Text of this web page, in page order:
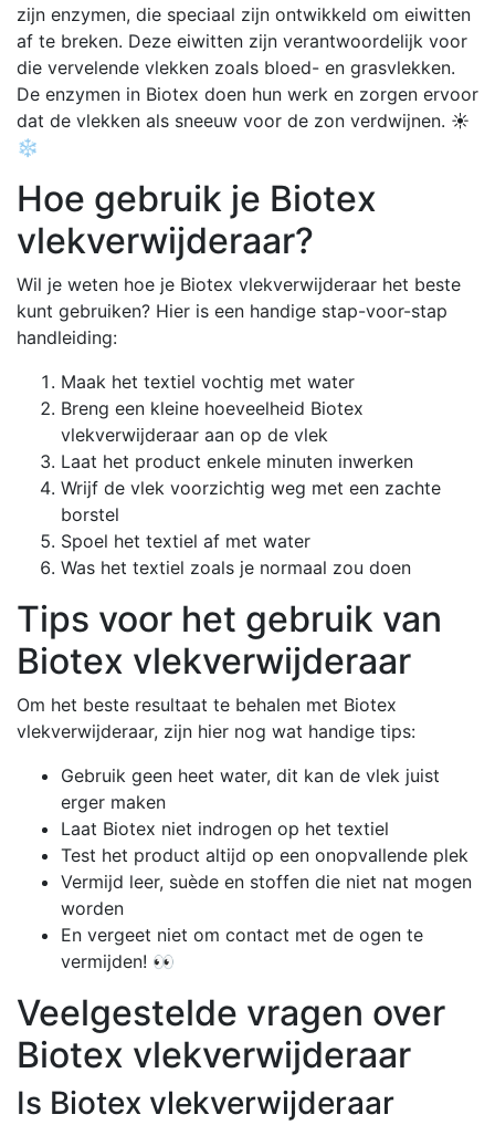
zijn enzymen, die speciaal zijn ontwikkeld om eiwitten
af te breken. Deze eiwitten zijn verantwoordelijk voor
die vervelende vlekken zoals bloed- en grasvlekken.
De enzymen in Biotex doen hun werk en zorgen ervoor
dat de vlekken als sneeuw voor de zon verdwijnen. ☀️
❄️
Hoe gebruik je Biotex
vlekverwijderaar?
Wil je weten hoe je Biotex vlekverwijderaar het beste
kunt gebruiken? Hier is een handige stap-voor-stap
handleiding:
Maak het textiel vochtig met water
Breng een kleine hoeveelheid Biotex
vlekverwijderaar aan op de vlek
Laat het product enkele minuten inwerken
Wrijf de vlek voorzichtig weg met een zachte
borstel
Spoel het textiel af met water
Was het textiel zoals je normaal zou doen
Tips voor het gebruik van
Biotex vlekverwijderaar
Om het beste resultaat te behalen met Biotex
vlekverwijderaar, zijn hier nog wat handige tips:
Gebruik geen heet water, dit kan de vlek juist
erger maken
Laat Biotex niet indrogen op het textiel
Test het product altijd op een onopvallende plek
Vermijd leer, suède en stoffen die niet nat mogen
worden
En vergeet niet om contact met de ogen te
vermijden! 👀
Veelgestelde vragen over
Biotex vlekverwijderaar
Is Biotex vlekverwijderaar